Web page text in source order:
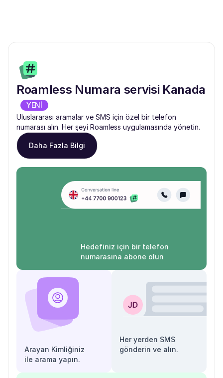
Roamless Numara servisi Kanada
YENİ
Uluslararası aramalar ve SMS için özel bir telefon
numarası alın. Her şeyi Roamless uygulamasında yönetin.
Daha Fazla Bilgi
Hedefiniz için bir telefon
numarasına abone olun
Arayan Kimliğiniz
ile arama yapın.
Her yerden SMS
gönderin ve alın.